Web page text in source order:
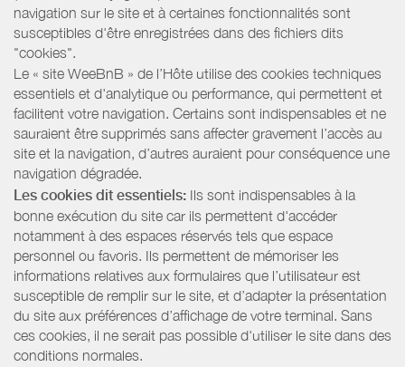
navigation sur le site et à certaines fonctionnalités sont
susceptibles d'être enregistrées dans des fichiers dits
"cookies".
Le « site WeeBnB » de l’Hôte utilise des cookies techniques
essentiels et d'analytique ou performance, qui permettent et
facilitent votre navigation. Certains sont indispensables et ne
sauraient être supprimés sans affecter gravement l’accès au
site et la navigation, d’autres auraient pour conséquence une
navigation dégradée.
Les cookies dit essentiels: Ils sont indispensables à la
bonne exécution du site car ils permettent d'accéder
notamment à des espaces réservés tels que espace
personnel ou favoris. Ils permettent de mémoriser les
informations relatives aux formulaires que l’utilisateur est
susceptible de remplir sur le site, et d’adapter la présentation
du site aux préférences d’affichage de votre terminal. Sans
ces cookies, il ne serait pas possible d'utiliser le site dans des
conditions normales.